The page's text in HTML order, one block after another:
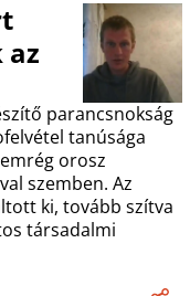
parancsnokság
tanúsága
orosz
szemben. Az
ki, tovább szítva
társadalmi